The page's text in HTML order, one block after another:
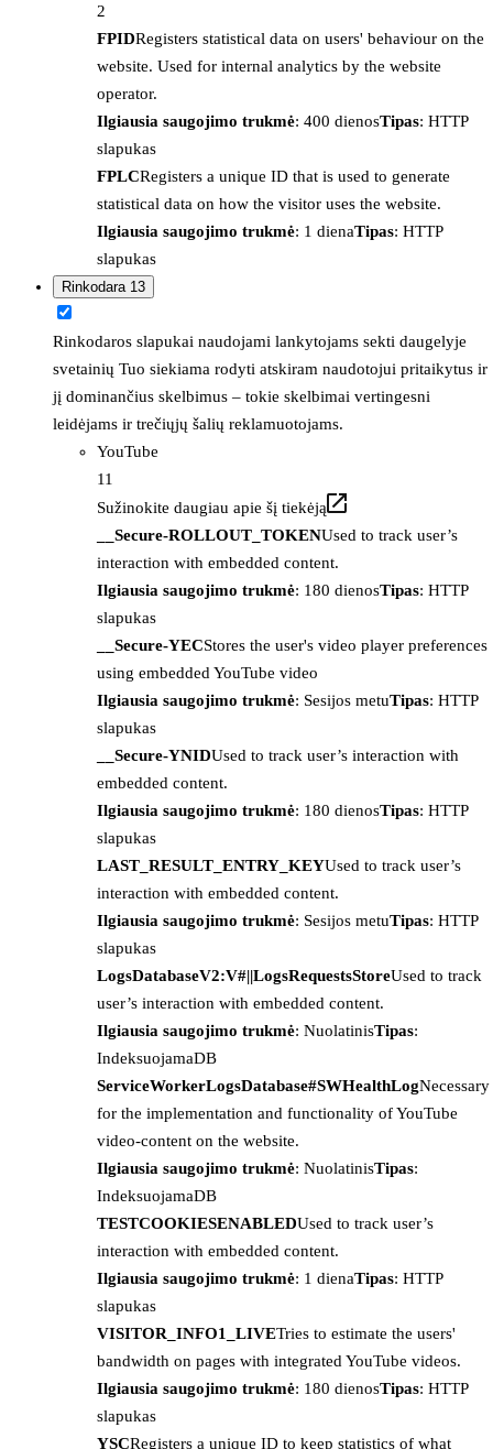
2
FPIDRegisters statistical data on users' behaviour on the
website. Used for internal analytics by the website
operator.
Ilgiausia saugojimo trukmė: 400 dienosTipas: HTTP
slapukas
FPLCRegisters a unique ID that is used to generate
statistical data on how the visitor uses the website.
Ilgiausia saugojimo trukmė: 1 dienaTipas: HTTP
slapukas
Rinkodara 13
Rinkodaros slapukai naudojami lankytojams sekti daugelyje
svetainių Tuo siekiama rodyti atskiram naudotojui pritaikytus ir
jį dominančius skelbimus – tokie skelbimai vertingesni
leidėjams ir trečiųjų šalių reklamuotojams.
YouTube
11
Sužinokite daugiau apie šį tiekėją
__Secure-ROLLOUT_TOKENUsed to track user’s
interaction with embedded content.
Ilgiausia saugojimo trukmė: 180 dienosTipas: HTTP
slapukas
__Secure-YECStores the user's video player preferences
using embedded YouTube video
Ilgiausia saugojimo trukmė: Sesijos metuTipas: HTTP
slapukas
__Secure-YNIDUsed to track user’s interaction with
embedded content.
Ilgiausia saugojimo trukmė: 180 dienosTipas: HTTP
slapukas
LAST_RESULT_ENTRY_KEYUsed to track user’s
interaction with embedded content.
Ilgiausia saugojimo trukmė: Sesijos metuTipas: HTTP
slapukas
LogsDatabaseV2:V#||LogsRequestsStoreUsed to track
user’s interaction with embedded content.
Ilgiausia saugojimo trukmė: NuolatinisTipas:
IndeksuojamaDB
ServiceWorkerLogsDatabase#SWHealthLogNecessary
for the implementation and functionality of YouTube
video-content on the website.
Ilgiausia saugojimo trukmė: NuolatinisTipas:
IndeksuojamaDB
TESTCOOKIESENABLEDUsed to track user’s
interaction with embedded content.
Ilgiausia saugojimo trukmė: 1 dienaTipas: HTTP
slapukas
VISITOR_INFO1_LIVETries to estimate the users'
bandwidth on pages with integrated YouTube videos.
Ilgiausia saugojimo trukmė: 180 dienosTipas: HTTP
slapukas
YSCRegisters a unique ID to keep statistics of what